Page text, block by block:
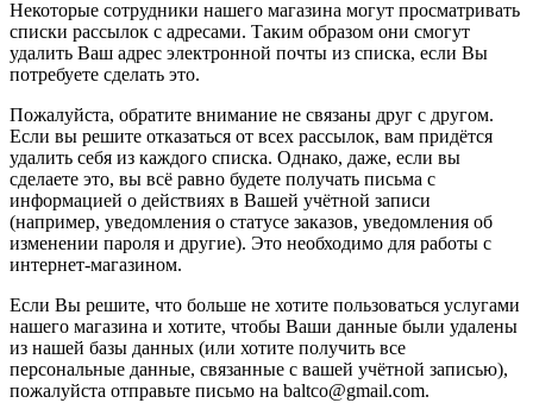
Некоторые сотрудники нашего магазина могут просматривать
списки рассылок с адресами. Таким образом они смогут
удалить Ваш адрес электронной почты из списка, если Вы
потребуете сделать это.
Пожалуйста, обратите внимание не связаны друг с другом.
Если вы решите отказаться от всех рассылок, вам придётся
удалить себя из каждого списка. Однако, даже, если вы
сделаете это, вы всё равно будете получать письма с
информацией о действиях в Вашей учётной записи
(например, уведомления о статусе заказов, уведомления об
изменении пароля и другие). Это необходимо для работы с
интернет-магазином.
Если Вы решите, что больше не хотите пользоваться услугами
нашего магазина и хотите, чтобы Ваши данные были удалены
из нашей базы данных (или хотите получить все
персональные данные, связанные с вашей учётной записью),
пожалуйста отправьте письмо на baltco@gmail.com.